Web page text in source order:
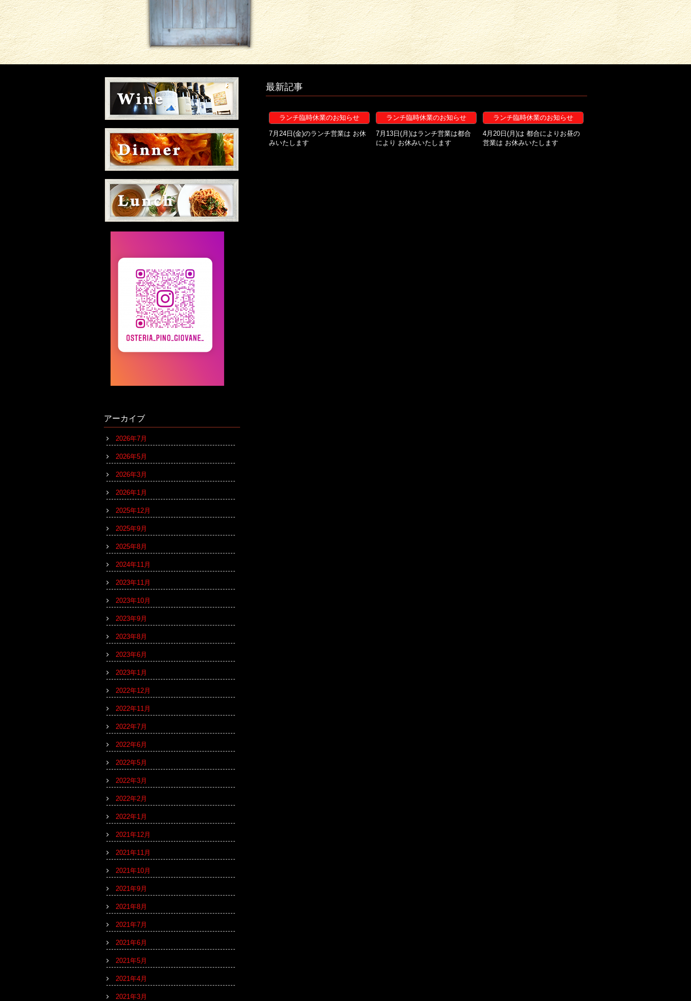
最新記事
ランチ臨時休業のお知らせ
7月24日(金)のランチ営業は お休
みいたします
ランチ臨時休業のお知らせ
7月13日(月)はランチ営業は都合
により お休みいたします
ランチ臨時休業のお知らせ
4月20日(月)は 都合によりお昼の
営業は お休みいたします
アーカイブ
2026年7月
2026年5月
2026年3月
2026年1月
2025年12月
2025年9月
2025年8月
2024年11月
2023年11月
2023年10月
2023年9月
2023年8月
2023年6月
2023年1月
2022年12月
2022年11月
2022年7月
2022年6月
2022年5月
2022年3月
2022年2月
2022年1月
2021年12月
2021年11月
2021年10月
2021年9月
2021年8月
2021年7月
2021年6月
2021年5月
2021年4月
2021年3月